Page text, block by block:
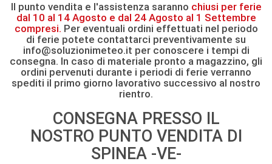
Il punto vendita e l'assistenza saranno chiusi per ferie
dal 10 al 14 Agosto e dal 24 Agosto al 1 Settembre
compresi. Per eventuali ordini effettuati nel periodo
di ferie potete contattarci preventivamente su
info@soluzionimeteo.it per conoscere i tempi di
consegna. In caso di materiale pronto a magazzino, gli
ordini pervenuti durante i periodi di ferie verranno
spediti il primo giorno lavorativo successivo al nostro
rientro.
CONSEGNA PRESSO IL
NOSTRO PUNTO VENDITA DI
SPINEA -VE-